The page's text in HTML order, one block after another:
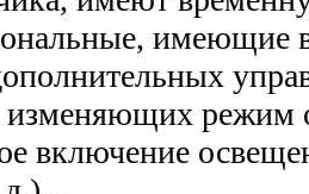
имеющие
изменяющих режим
включение